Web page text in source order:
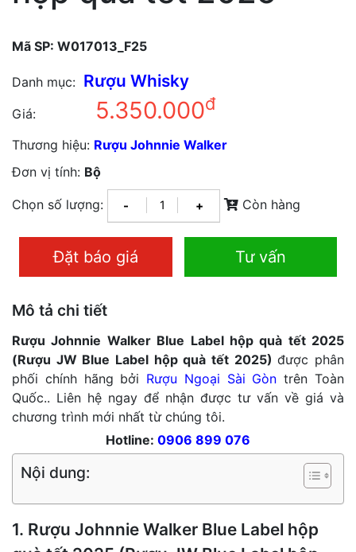
Mã SP: W017013_F25
Danh mục: Rượu Whisky
Giá: 5.350.000đ
Thương hiệu: Rượu Johnnie Walker
Đơn vị tính: Bộ
Chọn số lượng: - + Còn hàng
Đặt báo giá Tư vấn
Mô tả chi tiết
Rượu Johnnie Walker Blue Label hộp quà tết 2025
(Rượu JW Blue Label hộp quà tết 2025)được phân
phối chính hãng bởi Rượu Ngoại Sài Gòn trên Toàn
Quốc.. Liên hệ ngay để nhận được tư vấn về giá và
chương trình mới nhất từ chúng tôi.
Hotline: 0906 899 076
Nội dung:
1. Rượu Johnnie Walker Blue Label hộp